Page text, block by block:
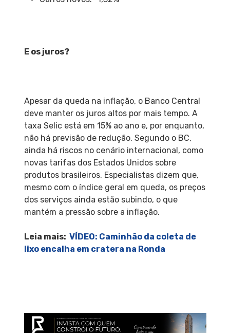
E os juros?
Apesar da queda na inflação, o Banco Central
deve manter os juros altos por mais tempo. A
taxa Selic está em 15% ao ano e, por enquanto,
não há previsão de redução. Segundo o BC,
ainda há riscos no cenário internacional, como
novas tarifas dos Estados Unidos sobre
produtos brasileiros. Especialistas dizem que,
mesmo com o índice geral em queda, os preços
dos serviços ainda estão subindo, o que
mantém a pressão sobre a inflação.
Leia mais: VÍDEO: Caminhão da coleta de
lixo encalha em cratera na Ronda